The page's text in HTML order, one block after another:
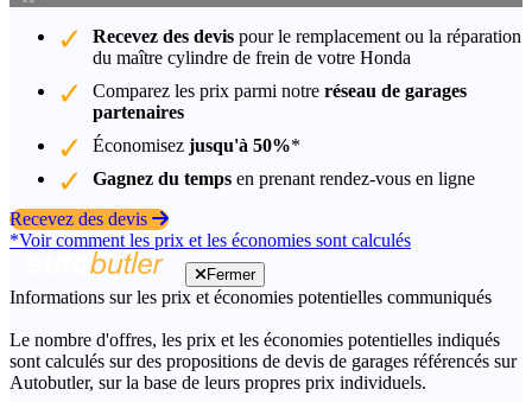
Recevez des devis pour le remplacement ou la réparation
du maître cylindre de frein de votre Honda
Comparez les prix parmi notre réseau de garages
partenaires
Économisez jusqu'à 50%*
Gagnez du temps en prenant rendez-vous en ligne
Recevez des devis
*Voir comment les prix et les économies sont calculés
Fermer
Informations sur les prix et économies potentielles communiqués
Le nombre d'offres, les prix et les économies potentielles indiqués
sont calculés sur des propositions de devis de garages référencés sur
Autobutler, sur la base de leurs propres prix individuels.